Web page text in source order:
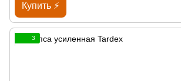
Купить ⚡
3